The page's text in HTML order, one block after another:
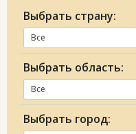
Выбрать страну:
Все
Выбрать область:
Все
Выбрать город: